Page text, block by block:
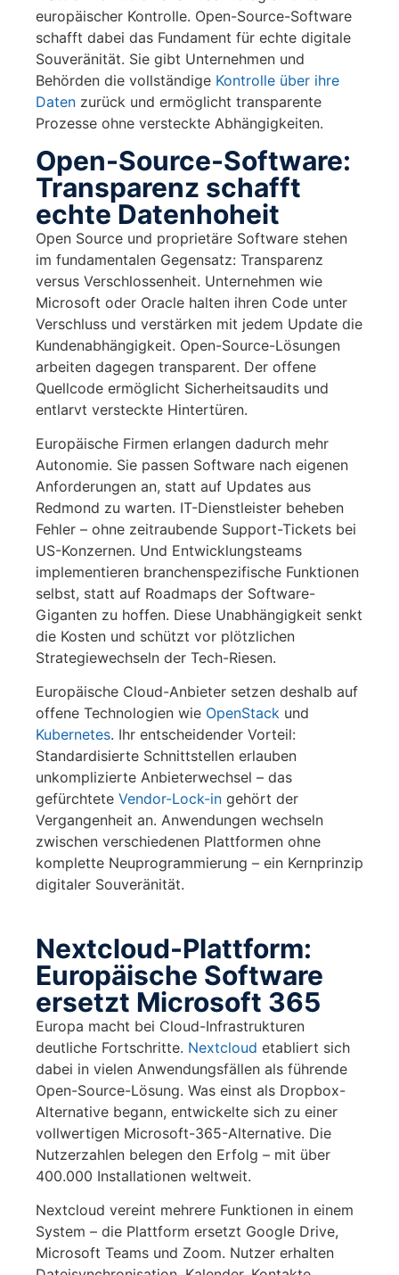
europäischer Kontrolle. Open-Source-Software
schafft dabei das Fundament für echte digitale
Souveränität. Sie gibt Unternehmen und
Behörden die vollständige Kontrolle über ihre
Daten zurück und ermöglicht transparente
Prozesse ohne versteckte Abhängigkeiten.
Open-Source-Software:
Transparenz schafft
echte Datenhoheit
Open Source und proprietäre Software stehen
im fundamentalen Gegensatz: Transparenz
versus Verschlossenheit. Unternehmen wie
Microsoft oder Oracle halten ihren Code unter
Verschluss und verstärken mit jedem Update die
Kundenabhängigkeit. Open-Source-Lösungen
arbeiten dagegen transparent. Der offene
Quellcode ermöglicht Sicherheitsaudits und
entlarvt versteckte Hintertüren.
Europäische Firmen erlangen dadurch mehr
Autonomie. Sie passen Software nach eigenen
Anforderungen an, statt auf Updates aus
Redmond zu warten. IT-Dienstleister beheben
Fehler – ohne zeitraubende Support-Tickets bei
US-Konzernen. Und Entwicklungsteams
implementieren branchenspezifische Funktionen
selbst, statt auf Roadmaps der Software-
Giganten zu hoffen. Diese Unabhängigkeit senkt
die Kosten und schützt vor plötzlichen
Strategiewechseln der Tech-Riesen.
Europäische Cloud-Anbieter setzen deshalb auf
offene Technologien wie OpenStack und
Kubernetes. Ihr entscheidender Vorteil:
Standardisierte Schnittstellen erlauben
unkomplizierte Anbieterwechsel – das
gefürchtete Vendor-Lock-in gehört der
Vergangenheit an. Anwendungen wechseln
zwischen verschiedenen Plattformen ohne
komplette Neuprogrammierung – ein Kernprinzip
digitaler Souveränität.
Nextcloud-Plattform:
Europäische Software
ersetzt Microsoft 365
Europa macht bei Cloud-Infrastrukturen
deutliche Fortschritte. Nextcloud etabliert sich
dabei in vielen Anwendungsfällen als führende
Open-Source-Lösung. Was einst als Dropbox-
Alternative begann, entwickelte sich zu einer
vollwertigen Microsoft-365-Alternative. Die
Nutzerzahlen belegen den Erfolg – mit über
400.000 Installationen weltweit.
Nextcloud vereint mehrere Funktionen in einem
System – die Plattform ersetzt Google Drive,
Microsoft Teams und Zoom. Nutzer erhalten